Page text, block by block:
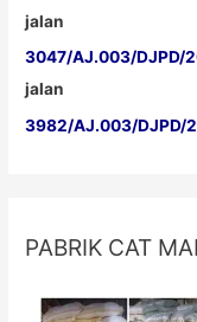
jalan
3047/AJ.003/DJPD/
jalan
3982/AJ.003/DJPD/
PABRIK CAT